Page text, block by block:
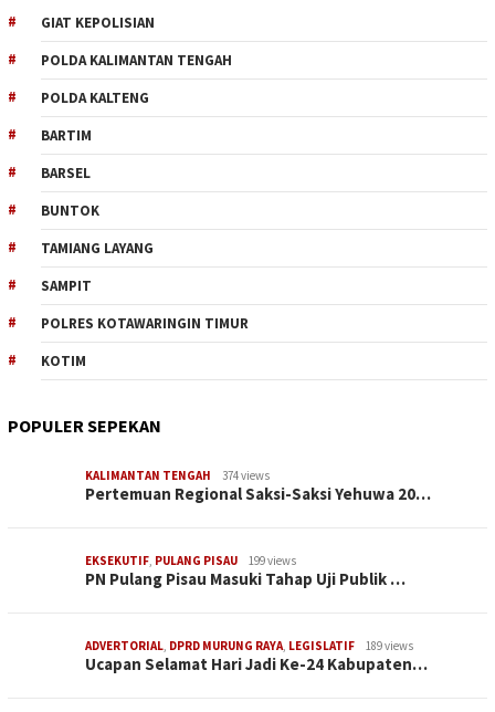
GIAT KEPOLISIAN
POLDA KALIMANTAN TENGAH
POLDA KALTENG
BARTIM
BARSEL
BUNTOK
TAMIANG LAYANG
SAMPIT
POLRES KOTAWARINGIN TIMUR
KOTIM
POPULER SEPEKAN
KALIMANTAN TENGAH 374 views
Pertemuan Regional Saksi-Saksi Yehuwa 20…
EKSEKUTIF, PULANG PISAU 199 views
PN Pulang Pisau Masuki Tahap Uji Publik …
ADVERTORIAL, DPRD MURUNG RAYA, LEGISLATIF 189 views
Ucapan Selamat Hari Jadi Ke-24 Kabupaten…